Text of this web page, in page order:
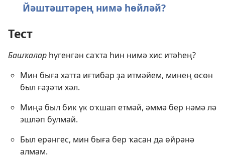
Йәштәштәрең нимә һөйләй?
Тест
Башҡалар һүгенгән саҡта һин нимә хис итәһең?
Мин быға хатта иғтибар ҙа итмәйем, минең өсөн
был ғәҙәти хәл.
Миңә был бик үк оҡшап етмәй, әммә бер нәмә лә
эшләп булмай.
Был ерәнгес, мин быға бер ҡасан да өйрәнә
алмам.